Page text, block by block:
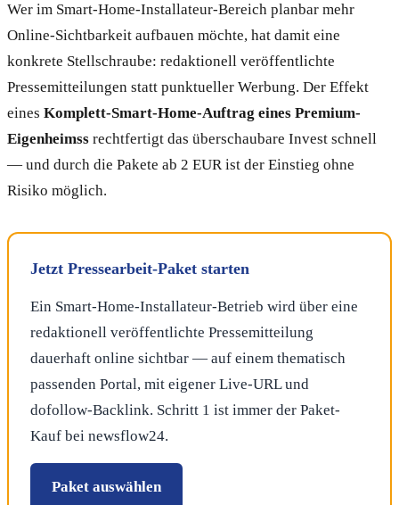
Wer im Smart-Home-Installateur-Bereich planbar mehr
Online-Sichtbarkeit aufbauen möchte, hat damit eine
konkrete Stellschraube: redaktionell veröffentlichte
Pressemitteilungen statt punktueller Werbung. Der Effekt
eines Komplett-Smart-Home-Auftrag eines Premium-
Eigenheimss rechtfertigt das überschaubare Invest schnell
— und durch die Pakete ab 2 EUR ist der Einstieg ohne
Risiko möglich.
Jetzt Pressearbeit-Paket starten
Ein Smart-Home-Installateur-Betrieb wird über eine
redaktionell veröffentlichte Pressemitteilung
dauerhaft online sichtbar — auf einem thematisch
passenden Portal, mit eigener Live-URL und
dofollow-Backlink. Schritt 1 ist immer der Paket-
Kauf bei newsflow24.
Paket auswählen